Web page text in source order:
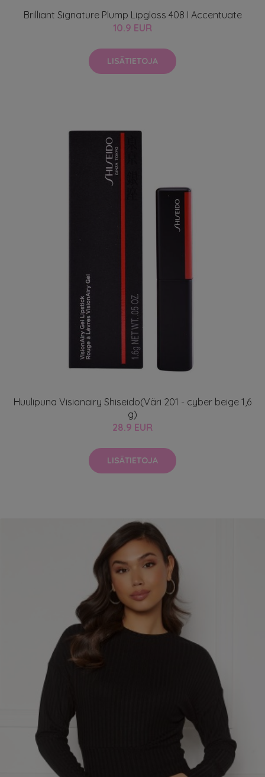
Brilliant Signature Plump Lipgloss 408 I Accentuate
10.9 EUR
LISÄTIETOJA
Huulipuna Visionairy Shiseido(Väri 201 - cyber beige 1,6
g)
28.9 EUR
LISÄTIETOJA